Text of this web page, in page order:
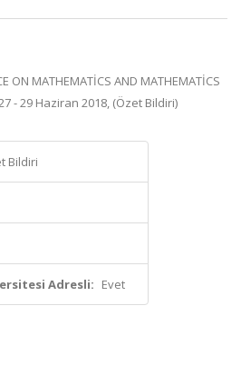
ON MATHEMATİCS AND MATHEMATİCS
- 29 Haziran 2018, (Özet Bildiri)
Bildiri
Adresli: Evet